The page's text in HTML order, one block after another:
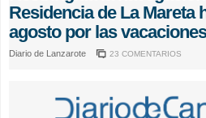
Residencia de La Mareta
agosto por las
Diario de Lanzarote 23 COMENTARIOS